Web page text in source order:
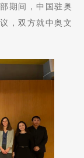
期间，中国驻奥
，双方就中奥文